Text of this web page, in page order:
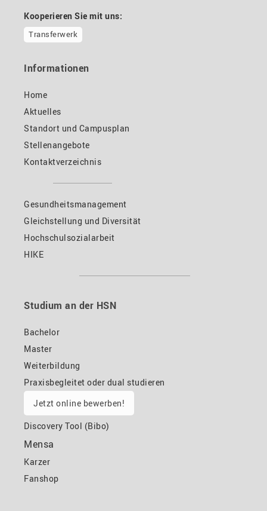
Kooperieren Sie mit uns:
Transferwerk
Informationen
Home
Aktuelles
Standort und Campusplan
Stellenangebote
Kontaktverzeichnis
Gesundheitsmanagement
Gleichstellung und Diversität
Hochschulsozialarbeit
HIKE
Studium an der HSN
Bachelor
Master
Weiterbildung
Praxisbegleitet oder dual studieren
Jetzt online bewerben!
Discovery Tool (Bibo)
Mensa
Karzer
Fanshop